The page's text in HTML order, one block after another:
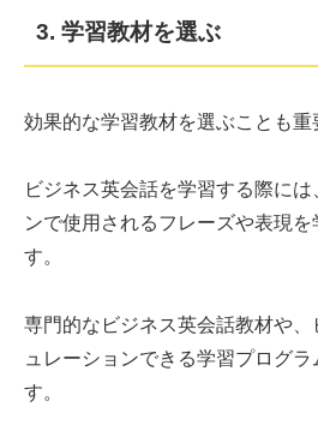
3. 学習教材を選ぶ
効果的な学習教材を選ぶことも重
ビジネス英会話を学習する際に
ンで使用されるフレーズや表現を
す。
専門的なビジネス英会話教材や、
ュレーションできる学習プログ
す。